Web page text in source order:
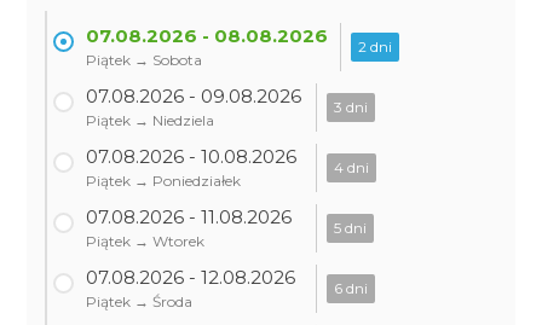
07.08.2026 - 08.08.2026
Piątek → Sobota
2 dni
07.08.2026 - 09.08.2026
Piątek → Niedziela
3 dni
07.08.2026 - 10.08.2026
Piątek → Poniedziałek
4 dni
07.08.2026 - 11.08.2026
Piątek → Wtorek
5 dni
07.08.2026 - 12.08.2026
Piątek → Środa
6 dni